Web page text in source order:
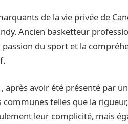
de la vie privée de
Ancien basketteur
du sport et la
après avoir été présenté par
telles que la
leur complicité, mais